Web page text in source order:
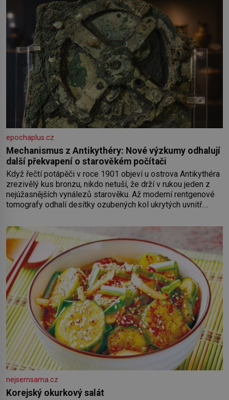
epochaplus.cz
Mechanismus z Antikythéry: Nové výzkumy odhalují
další překvapení o starověkém počítači
Když řečtí potápěči v roce 1901 objeví u ostrova Antikythéra
zrezivělý kus bronzu, nikdo netuší, že drží v rukou jeden z
nejúžasnějších vynálezů starověku. Až moderní rentgenové
tomografy odhalí desítky ozubených kol ukrytých uvnitř.
známý analogový počítač na světě. Přesto ani po více než
sto letech výzkumu
nejsemsama.cz
Korejský okurkový salát